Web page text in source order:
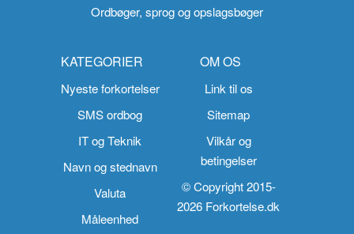
Ordbøger, sprog og opslagsbøger
KATEGORIER
Nyeste forkortelser
SMS ordbog
IT og Teknik
Navn og stednavn
Valuta
Måleenhed
OM OS
Link til os
Sitemap
Vilkår og
betingelser
© Copyright 2015-
2026 Forkortelse.dk